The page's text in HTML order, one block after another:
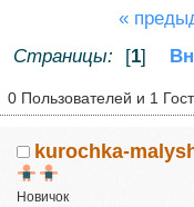
«
Страницы:
[1]
0 Пользователей и 1
kurochka-
Новичок